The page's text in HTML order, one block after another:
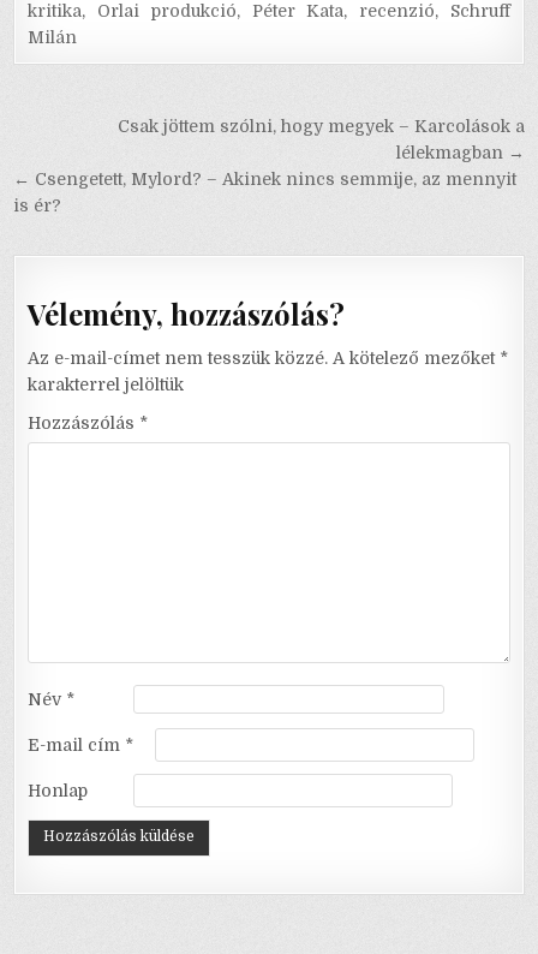
kritika, Orlai produkció, Péter Kata, recenzió, Schruff
Milán
Bejegyzés
navigáció
Csak jöttem szólni, hogy megyek – Karcolások a
lélekmagban →
← Csengetett, Mylord? – Akinek nincs semmije, az mennyit
is ér?
Vélemény, hozzászólás?
Az e-mail-címet nem tesszük közzé. A kötelező mezőket *
karakterrel jelöltük
Hozzászólás *
Név *
E-mail cím *
Honlap